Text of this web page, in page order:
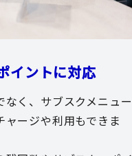
イントに対応
く、サブスクメニュー
ージや利用もできま